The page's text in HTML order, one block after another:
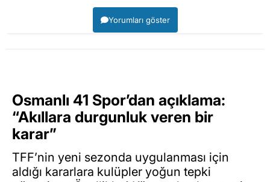
Yorumları göster
Osmanlı 41 Spor’dan açıklama:
“Akıllara durgunluk veren bir
karar”
TFF’nin yeni sezonda uygulanması için
aldığı kararlara kulüpler yoğun tepki